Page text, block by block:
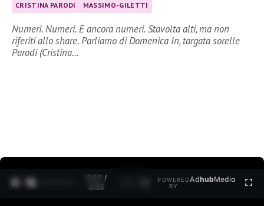
CRISTINA PARODI MASSIMO-GILETTI
Numeri. Numeri. E ancora numeri. Stavolta alti, ma non
riferiti allo share. Parliamo di Domenica In, targata sorelle
Parodi (Cristina…
0:27 /
3:35
POWERED
BY
AdhubMedia